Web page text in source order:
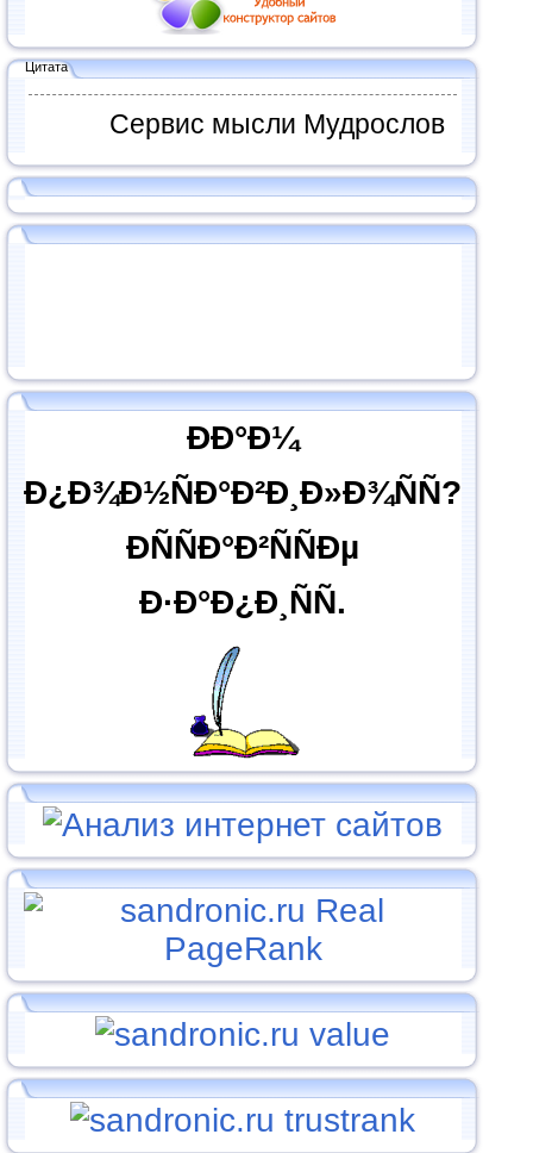
Цитата
Сервис мысли Мудрослов
ÐÐ°Ð¼
Ð¿Ð¾Ð½ÑÐ°Ð²Ð¸Ð»Ð¾ÑÑ?
ÐÑÑÐ°Ð²ÑÑÐµ
Ð·Ð°Ð¿Ð¸ÑÑ.